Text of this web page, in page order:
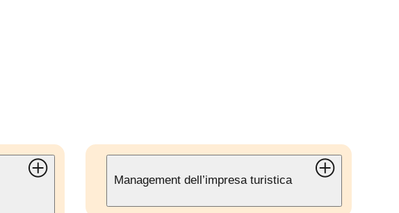
Management dell’impresa turistica